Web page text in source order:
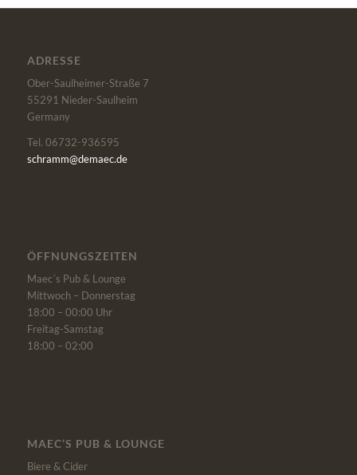
ADRESSE
Ober-Saulheimer-Straße 7
55291 Nieder-Saulheim
Germany
Tel. 06732-936595
schramm@demaec.de
ÖFFNUNGSZEITEN
Maec´s Pub & Lounge
Mittwoch – Donnerstag
18:00 – 00:00 Uhr
Freitag-Samstag
18:00 – 02:00
MAEC’S PUB & LOUNGE
Biere & Cider